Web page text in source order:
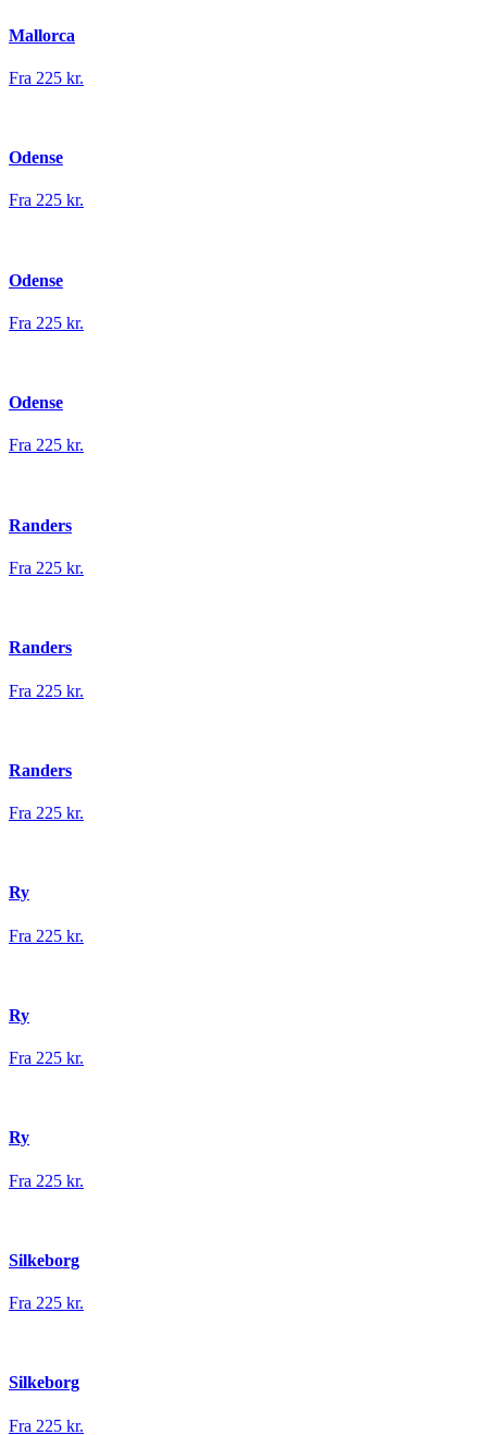
Mallorca
Fra 225 kr.
Odense
Fra 225 kr.
Odense
Fra 225 kr.
Odense
Fra 225 kr.
Randers
Fra 225 kr.
Randers
Fra 225 kr.
Randers
Fra 225 kr.
Ry
Fra 225 kr.
Ry
Fra 225 kr.
Ry
Fra 225 kr.
Silkeborg
Fra 225 kr.
Silkeborg
Fra 225 kr.